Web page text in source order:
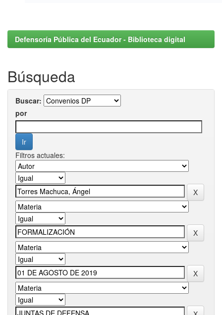
Defensoría Pública del Ecuador - Biblioteca digital
Búsqueda
Buscar:
por
Filtros actuales: